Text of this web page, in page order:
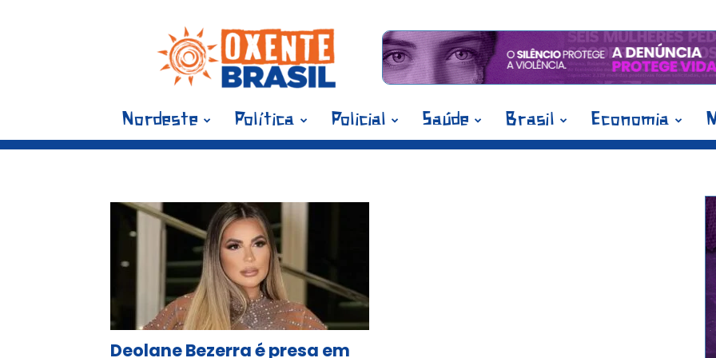
Blog
Oxente
Brasil
Nordeste Política Policial Saúde Brasil Economia
Deolane Bezerra é presa em